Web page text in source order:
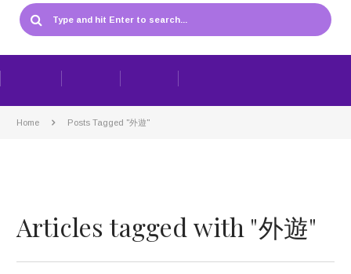
Home Posts Tagged "外遊"
Articles tagged with "外遊"